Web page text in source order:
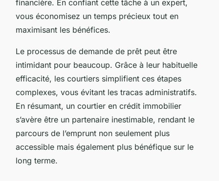
financière. En confiant cette tâche à un expert,
vous économisez un temps précieux tout en
maximisant les bénéfices.
Le processus de demande de prêt peut être
intimidant pour beaucoup. Grâce à leur habituelle
efficacité, les courtiers simplifient ces étapes
complexes, vous évitant les tracas administratifs.
En résumant, un courtier en crédit immobilier
s’avère être un partenaire inestimable, rendant le
parcours de l’emprunt non seulement plus
accessible mais également plus bénéfique sur le
long terme.